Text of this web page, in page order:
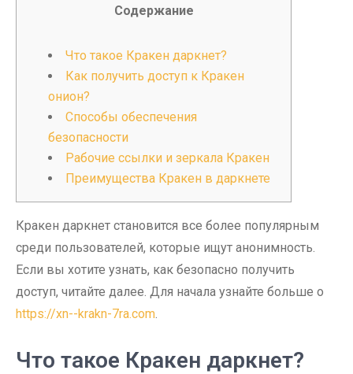
Содержание
Что такое Кракен даркнет?
Как получить доступ к Кракен
онион?
Способы обеспечения
безопасности
Рабочие ссылки и зеркала Кракен
Преимущества Кракен в даркнете
Кракен даркнет становится все более популярным
среди пользователей, которые ищут анонимность.
Если вы хотите узнать, как безопасно получить
доступ, читайте далее. Для начала узнайте больше о
https://xn--krakn-7ra.com.
Что такое Кракен даркнет?